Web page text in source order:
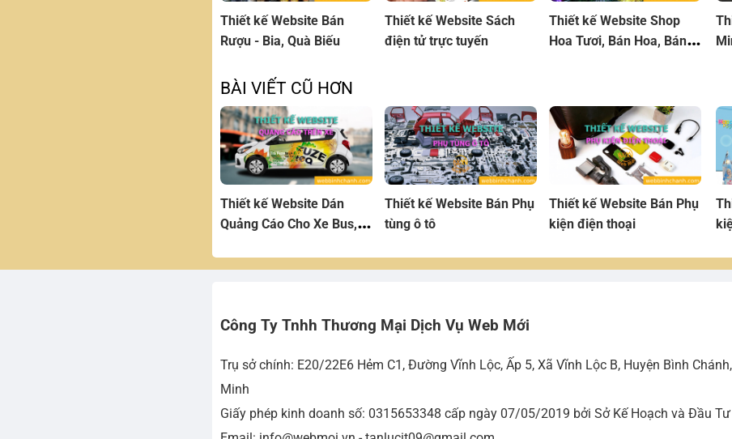
Thiết kế Website Bán
Rượu - Bia, Quà Biếu
Thiết kế Website Sách
điện tử trực tuyến
Thiết kế Website Shop
Hoa Tươi, Bán Hoa, Bán
BÀI VIẾT CŨ HƠN
Thiết kế Website Dán
Quảng Cáo Cho Xe Bus,
Thiết kế Website Bán Phụ
tùng ô tô
Thiết kế Website Bán Phụ
kiện điện thoại
Công Ty Tnhh Thương Mại Dịch Vụ Web Mới
Trụ sở chính: E20/22E6 Hẻm C1, Đường Vĩnh Lộc, Ấp 5, Xã Vĩnh Lộc B, Huyện Bình
Minh
Giấy phép kinh doanh số: 0315653348 cấp ngày 07/05/2019 bởi Sở Kế Hoạch và Đầu